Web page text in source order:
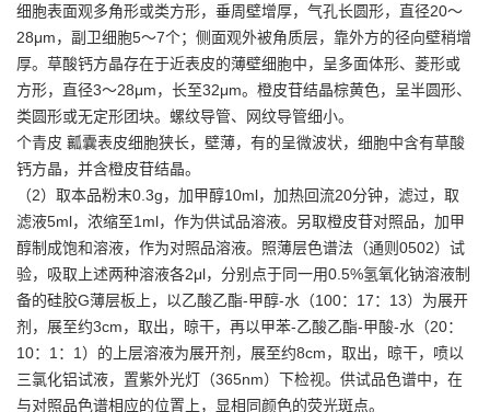
细胞表面观多角形或类方形，垂周壁增厚，气孔长圆形，直径20～
28μm，副卫细胞5～7个；侧面观外被角质层，靠外方的径向壁稍增
厚。草酸钙方晶存在于近表皮的薄壁细胞中，呈多面体形、菱形或
方形，直径3～28μm，长至32μm。橙皮苷结晶棕黄色，呈半圆形、
类圆形或无定形团块。螺纹导管、网纹导管细小。
个青皮 瓤囊表皮细胞狭长，壁薄，有的呈微波状，细胞中含有草酸
钙方晶，并含橙皮苷结晶。
（2）取本品粉末0.3g，加甲醇10ml，加热回流20分钟，滤过，取
滤液5ml，浓缩至1ml，作为供试品溶液。另取橙皮苷对照品，加甲
醇制成饱和溶液，作为对照品溶液。照薄层色谱法（通则0502）试
验，吸取上述两种溶液各2μl，分别点于同一用0.5%氢氧化钠溶液制
备的硅胶G薄层板上，以乙酸乙酯-甲醇-水（100：17：13）为展开
剂，展至约3cm，取出，晾干，再以甲苯-乙酸乙酯-甲酸-水（20：
10：1：1）的上层溶液为展开剂，展至约8cm，取出，晾干，喷以
三氯化铝试液，置紫外光灯（365nm）下检视。供试品色谱中，在
与对照品色谱相应的位置上，显相同颜色的荧光斑点。